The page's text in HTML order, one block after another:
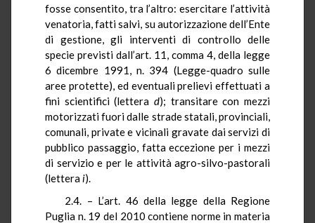
fosse consentito, tra l’altro: esercitare l’attività
venatoria, fatti salvi, su autorizzazione dell’Ente
di gestione, gli interventi di controllo delle
specie previsti dall’art. 11, comma 4, della legge
6 dicembre 1991, n. 394 (Legge-quadro sulle
aree protette), ed eventuali prelievi effettuati a
fini scientifici (lettera d); transitare con mezzi
motorizzati fuori dalle strade statali, provinciali,
comunali, private e vicinali gravate dai servizi di
pubblico passaggio, fatta eccezione per i mezzi
di servizio e per le attività agro-silvo-pastorali
(letterai).
2.4. – L’art. 46 della legge della Regione
Puglia n. 19 del 2010 contiene norme in materia